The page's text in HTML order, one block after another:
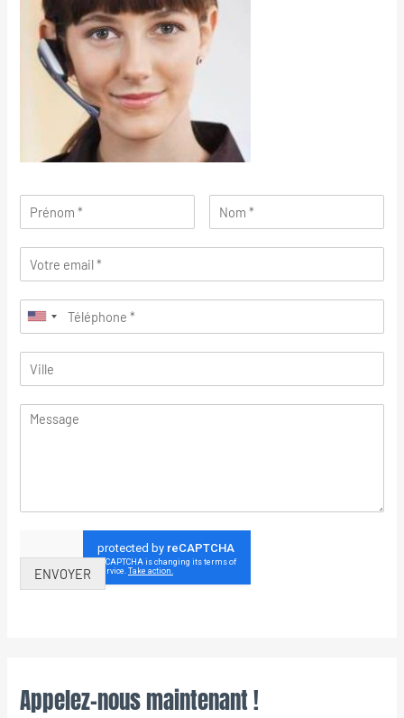
ENVOYER
Appelez-nous maintenant !